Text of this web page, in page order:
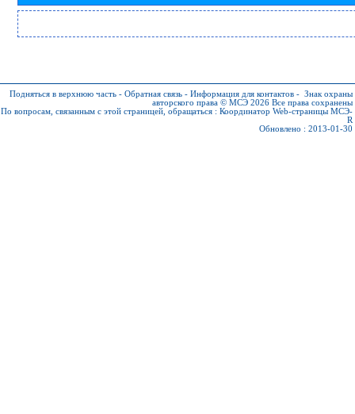
Подняться в верхнюю часть - Обратная связь - Информация для контактов - Знак охраны
авторского права © МСЭ 2026 Все права сохранены
По вопросам, связанным с этой страницей, обращаться : Координатор Web-страницы МСЭ-
R
Обновлено : 2013-01-30